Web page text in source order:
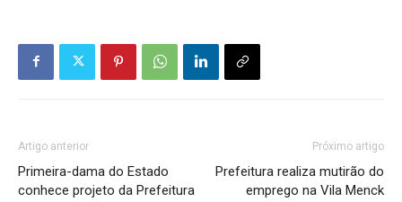
Artigo anterior
Primeira-dama do Estado
conhece projeto da Prefeitura
Próximo artigo
Prefeitura realiza mutirão do
emprego na Vila Menck